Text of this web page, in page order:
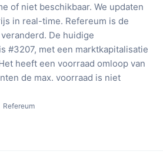
of niet beschikbaar. We updaten
in real-time. Refereum is de
De huidige
#3207, met een marktkapitalisatie
heeft een voorraad omloop van
de max. voorraad is niet
Refereum